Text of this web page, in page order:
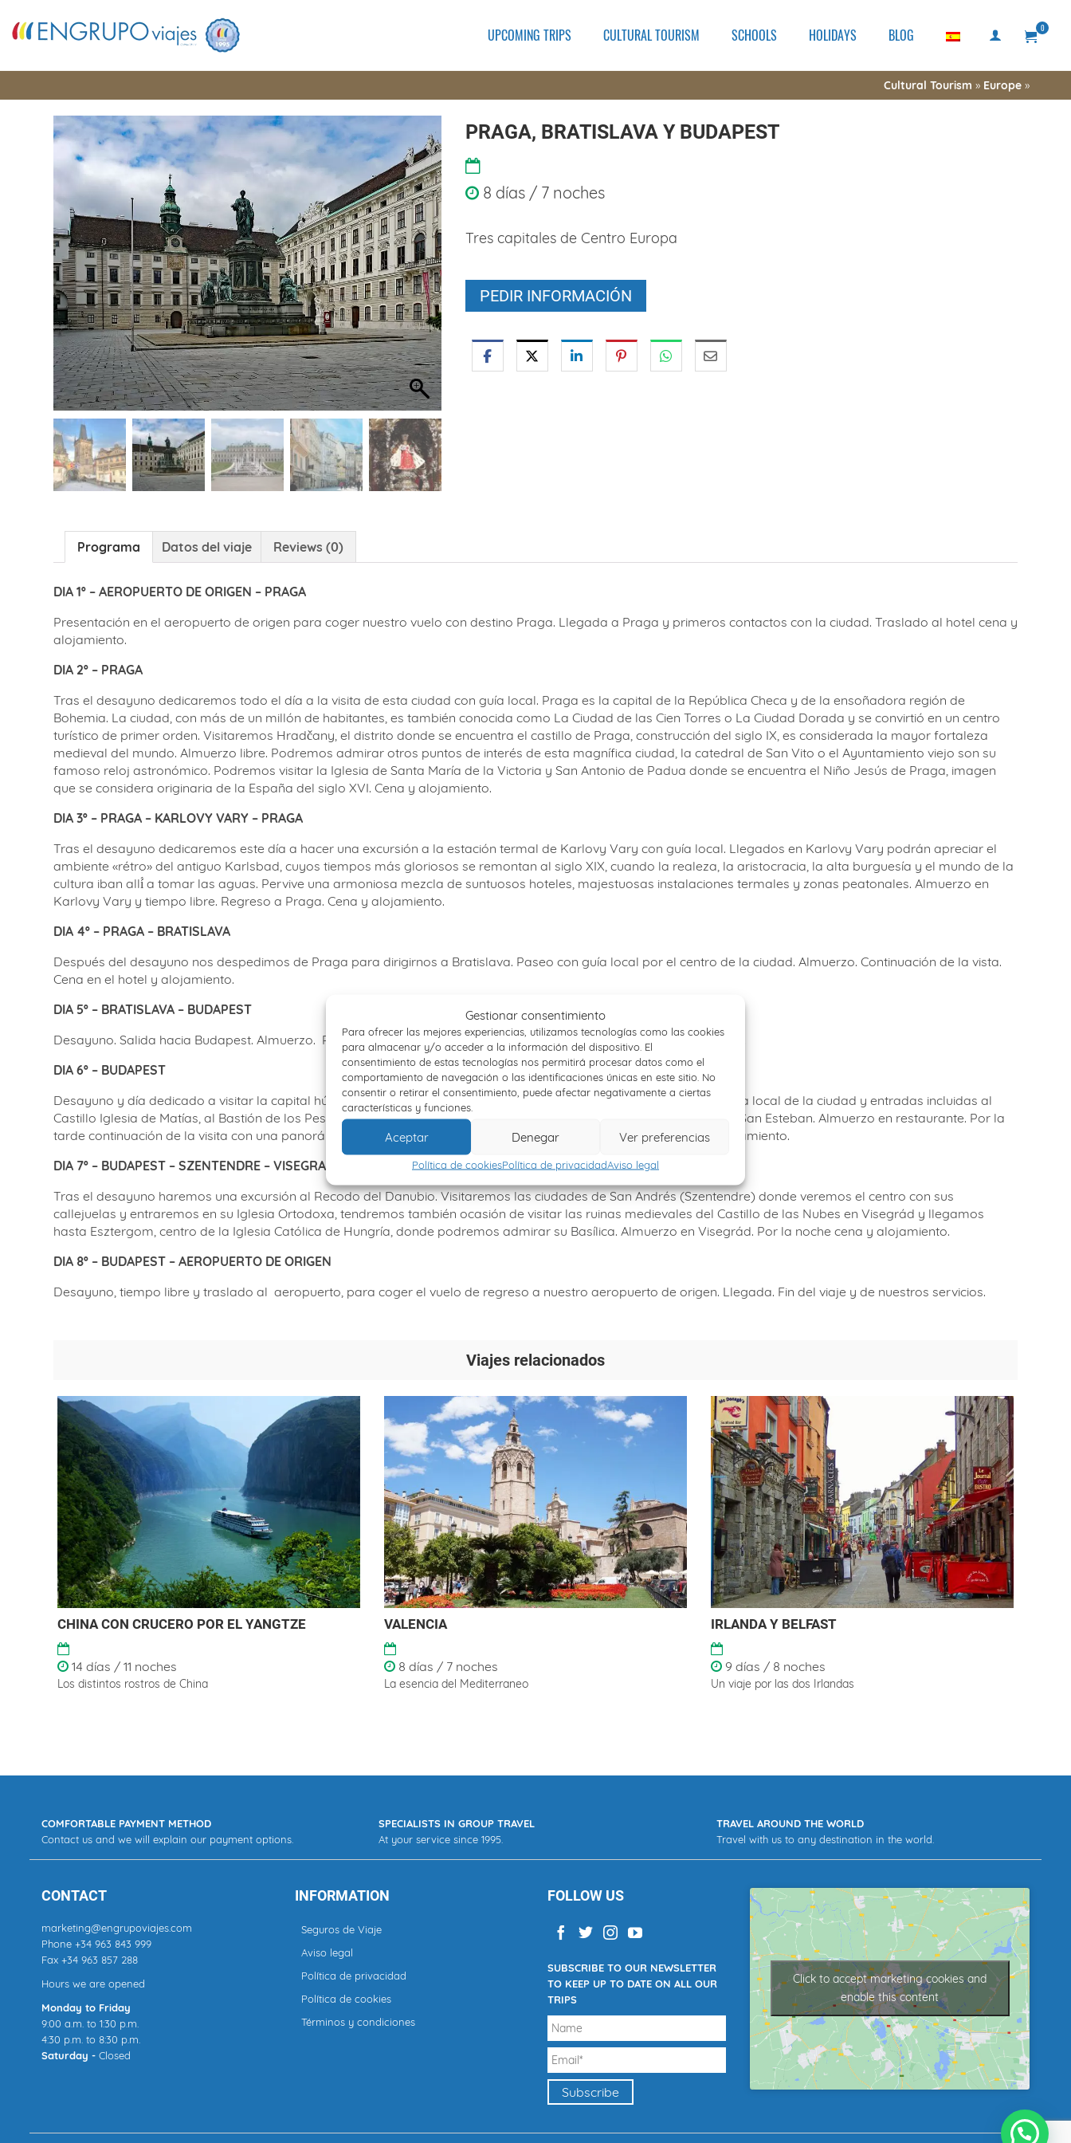
Gestionar consentimiento
Para ofrecer las mejores experiencias, utilizamos tecnologías como las cookies
para almacenar y/o acceder a la información del dispositivo. El
consentimiento de estas tecnologías nos permitirá procesar datos como el
comportamiento de navegación o las identificaciones únicas en este sitio. No
consentir o retirar el consentimiento, puede afectar negativamente a ciertas
características y funciones.
Aceptar Denegar Ver preferencias
Política de cookiesPolítica de privacidadAviso legal
UPCOMING TRIPS CULTURAL TOURISM SCHOOLS HOLIDAYS BLOG 0
Cultural Tourism » Europe »
PRAGA, BRATISLAVA Y BUDAPEST
8 días / 7 noches
Tres capitales de Centro Europa
PEDIR INFORMACIÓN
Programa Datos del viaje Reviews (0)
DIA 1º – AEROPUERTO DE ORIGEN – PRAGA
Presentación en el aeropuerto de origen para coger nuestro vuelo con destino Praga. Llegada a Praga y primeros contactos con la ciudad. Traslado al hotel cena y
alojamiento.
DIA 2º – PRAGA
Tras el desayuno dedicaremos todo el día a la visita de esta ciudad con guía local. Praga es la capital de la República Checa y de la ensoñadora región de
Bohemia. La ciudad, con más de un millón de habitantes, es también conocida como La Ciudad de las Cien Torres o La Ciudad Dorada y se convirtió en un centro
turístico de primer orden. Visitaremos Hradčany, el distrito donde se encuentra el castillo de Praga, construcción del siglo IX, es considerada la mayor fortaleza
medieval del mundo. Almuerzo libre. Podremos admirar otros puntos de interés de esta magnífica ciudad, la catedral de San Vito o el Ayuntamiento viejo son su
famoso reloj astronómico. Podremos visitar la Iglesia de Santa María de la Victoria y San Antonio de Padua donde se encuentra el Niño Jesús de Praga, imagen
que se considera originaria de la España del siglo XVI. Cena y alojamiento.
DIA 3º – PRAGA – KARLOVY VARY – PRAGA
Tras el desayuno dedicaremos este día a hacer una excursión a la estación termal de Karlovy Vary con guía local. Llegados en Karlovy Vary podrán apreciar el
ambiente «rétro» del antiguo Karlsbad, cuyos tiempos más gloriosos se remontan al siglo XIX, cuando la realeza, la aristocracia, la alta burguesía y el mundo de la
cultura iban allí́ a tomar las aguas. Pervive una armoniosa mezcla de suntuosos hoteles, majestuosas instalaciones termales y zonas peatonales. Almuerzo en
Karlovy Vary y tiempo libre. Regreso a Praga. Cena y alojamiento.
DIA 4º – PRAGA – BRATISLAVA
Después del desayuno nos despedimos de Praga para dirigirnos a Bratislava. Paseo con guía local por el centro de la ciudad. Almuerzo. Continuación de la vista.
Cena en el hotel y alojamiento.
DIA 5º – BRATISLAVA – BUDAPEST
Desayuno. Salida hacia Budapest. Almuerzo. Primeros contactos con la ciudad. Traslado al hotel, cena y alojamiento.
DIA 6º – BUDAPEST
Desayuno y día dedicado a visitar la capital húngara, una de las más bellas del mundo. Por la mañana, visita con guía local de la ciudad y entradas incluidas al
Castillo Iglesia de Matías, al Bastión de los Pescadores, a los alrededores del Jardín del Palacio Real y la Basílica de San Esteban. Almuerzo en restaurante. Por la
tarde continuación de la visita con una panorámica del edificio de la Opera y del Parlamento de Hungría. Cena y alojamiento.
DIA 7º – BUDAPEST – SZENTENDRE – VISEGRAD – ESZTERGOM – BUDAPEST
Tras el desayuno haremos una excursión al Recodo del Danubio. Visitaremos las ciudades de San Andrés (Szentendre) donde veremos el centro con sus
callejuelas y entraremos en su Iglesia Ortodoxa, tendremos también ocasión de visitar las ruinas medievales del Castillo de las Nubes en Visegrád y llegamos
hasta Esztergom, centro de la Iglesia Católica de Hungría, donde podremos admirar su Basílica. Almuerzo en Visegrád. Por la noche cena y alojamiento.
DIA 8º – BUDAPEST – AEROPUERTO DE ORIGEN
Desayuno, tiempo libre y traslado al aeropuerto, para coger el vuelo de regreso a nuestro aeropuerto de origen. Llegada. Fin del viaje y de nuestros servicios.
Viajes relacionados
CHINA CON CRUCERO POR EL YANGTZE
14 días / 11 noches
Los distintos rostros de China
VALENCIA
8 días / 7 noches
La esencia del Mediterraneo
IRLANDA Y BELFAST
9 días / 8 noches
Un viaje por las dos Irlandas
COMFORTABLE PAYMENT METHOD
Contact us and we will explain our payment options.
SPECIALISTS IN GROUP TRAVEL
At your service since 1995.
TRAVEL AROUND THE WORLD
Travel with us to any destination in the world.
CONTACT
marketing@engrupoviajes.com
Phone +34 963 843 999
Fax +34 963 857 288
Hours we are opened
Monday to Friday
9:00 a.m. to 1:30 p.m.
4:30 p.m. to 8:30 p.m.
Saturday - Closed
INFORMATION
Seguros de Viaje
Aviso legal
Política de privacidad
Política de cookies
Términos y condiciones
FOLLOW US
SUBSCRIBE TO OUR NEWSLETTER
TO KEEP UP TO DATE ON ALL OUR
TRIPS
Click to accept marketing cookies and
enable this content